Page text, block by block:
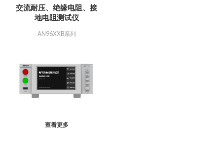
交流耐压、绝缘电阻、接
地电阻测试仪
AN96XXB系列
查看更多